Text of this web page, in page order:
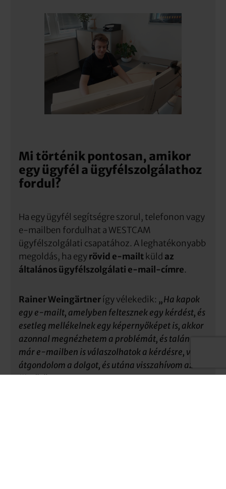
Mi történik pontosan, amikor
egy ügyfél a ügyfélszolgálathoz
fordul?
Ha egy ügyfél segítségre szorul, telefonon vagy
e-mailben fordulhat a WESTCAM
ügyfélszolgálati csapatához. A leghatékonyabb
megoldás, ha egyrövid e-mailt küld az
általános ügyfélszolgálati e-mail-címre.
Rainer Weingärtnerígy vélekedik: „Ha kapok
egy e-mailt, amelyben feltesznek egy kérdést, és
esetleg mellékelnek egy képernyőképet is, akkor
azonnal megnézhetem a problémát, és talán
már e-mailben is válaszolhatok a kérdésre, vagy
átgondolom a dolgot, és utána visszahívom az
illetőt.”